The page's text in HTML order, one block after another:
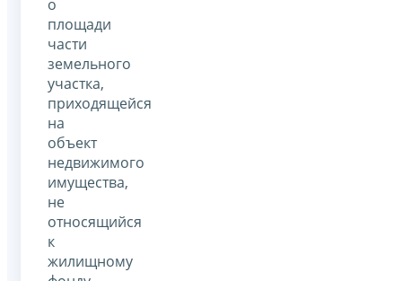
о
площади
части
земельного
участка,
приходящейся
на
объект
недвижимого
имущества,
не
относящийся
к
жилищному